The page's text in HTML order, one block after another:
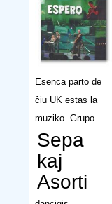
Esenca parto de
ĉiu UK estas la
muziko. Grupo
Sepa
kaj
Asorti